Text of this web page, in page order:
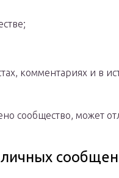
комментариях и в
сообщество, может